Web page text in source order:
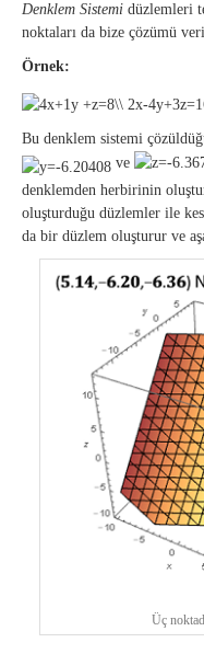
Denklem Sistemi düzlemleri
noktaları da bize çözümü
Örnek:
Bu denklem sistemi
ve
denklemden herbirinin
oluşturduğu düzlemler ile
da bir düzlem oluşturur ve
Üç